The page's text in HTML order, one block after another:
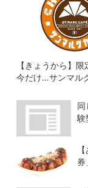
【きょうから】
今だけ…サンマル
の「夏福袋」、
アグッズが手に入
同
験
券